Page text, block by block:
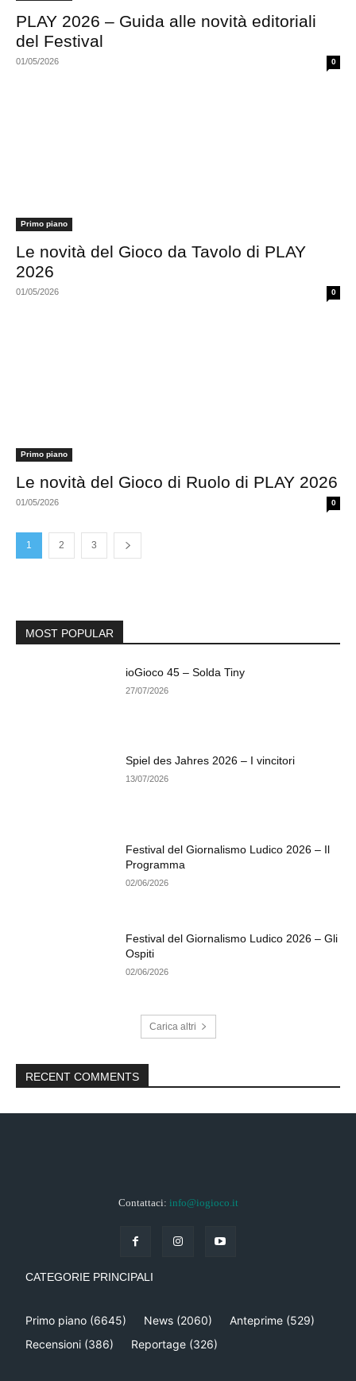
PLAY 2026 – Guida alle novità editoriali
del Festival
01/05/2026 0
Primo piano
Le novità del Gioco da Tavolo di PLAY
2026
01/05/2026 0
Primo piano
Le novità del Gioco di Ruolo di PLAY 2026
01/05/2026 0
1 2 3
MOST POPULAR
ioGioco 45 – Solda Tiny
27/07/2026
Spiel des Jahres 2026 – I vincitori
13/07/2026
Festival del Giornalismo Ludico 2026 – Il
Programma
02/06/2026
Festival del Giornalismo Ludico 2026 – Gli
Ospiti
02/06/2026
Carica altri
RECENT COMMENTS
Contattaci: info@iogioco.it
CATEGORIE PRINCIPALI
Primo piano (6645) News (2060) Anteprime (529)
Recensioni (386) Reportage (326)